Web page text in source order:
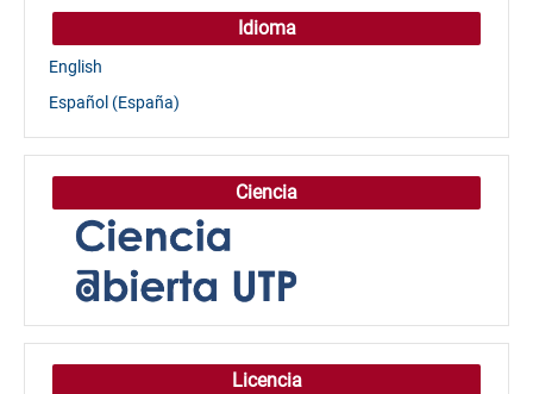
Idioma
English
Español (España)
Ciencia
Licencia